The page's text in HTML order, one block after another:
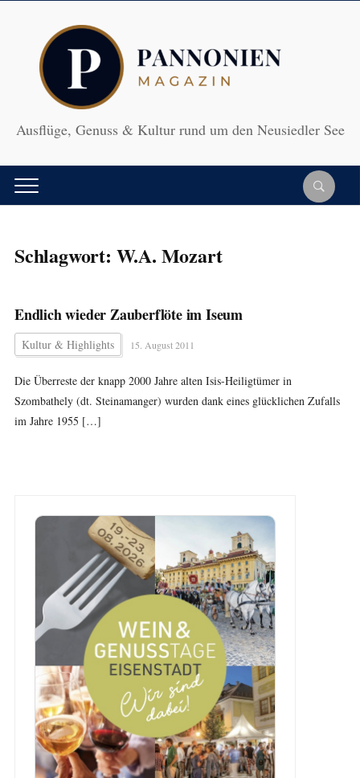
Ausflüge, Genuss & Kultur rund um den Neusiedler See
Schlagwort: W.A. Mozart
Endlich wieder Zauberflöte im Iseum
Kultur & Highlights 15. August 2011
Die Überreste der knapp 2000 Jahre alten Isis-Heiligtümer in
Szombathely (dt. Steinamanger) wurden dank eines glücklichen Zufalls
im Jahre 1955 […]